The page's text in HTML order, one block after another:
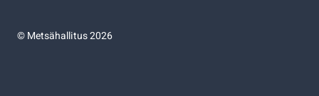
©Metsähallitus 2026